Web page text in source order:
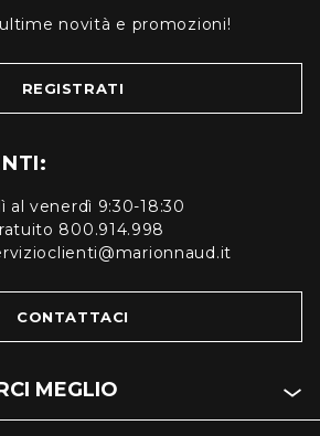
novità e promozioni!
REGISTRATI
al venerdì 9:30-18:30
800.914.998
CONTATTACI
MEGLIO